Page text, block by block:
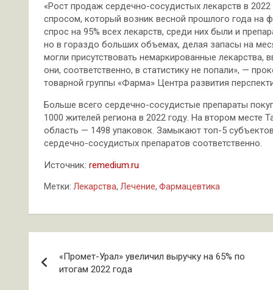
«Рост продаж сердечно-сосудистых лекарств в
спросом, который возник весной прошлого года на
спрос на 95% всех лекарств, среди них были и
но в гораздо больших объемах, делая запасы на
могли присутствовать немаркированные
они, соответственно, в статистику не попали», —
товарной группы «Фарма» Центра развития
Больше всего сердечно-сосудистые препараты
1000 жителей региона в 2022 году. На втором месте
область — 1498 упаковок. Замыкают топ-5
сердечно-сосудистых препаратов соответственно.
Источник: remedium.ru
Метки: Лекарства, Лечение, Фармацевтика
по
«Промет-Урал» увеличил выручку на 65% по
итогам 2022 года